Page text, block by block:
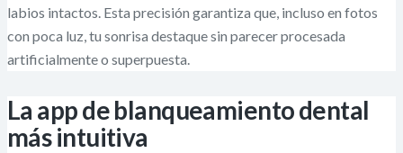
labios intactos. Esta precisión garantiza que, incluso en fotos
con poca luz, tu sonrisa destaque sin parecer procesada
artificialmente o superpuesta.
La app de blanqueamiento dental
más intuitiva